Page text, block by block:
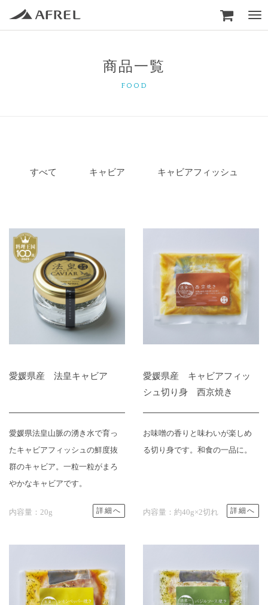

商品一覧
FOOD
すべて キャビア キャビアフィッシュ
愛媛県産 法皇キャビア
愛媛県法皇山脈の湧き水で育っ
たキャビアフィッシュの鮮度抜
群のキャビア。一粒一粒がまろ
やかなキャビアです。
内容量：20g 詳細へ
愛媛県産 キャビアフィッ
シュ切り身 西京焼き
お味噌の香りと味わいが楽しめ
る切り身です。和食の一品に。
内容量：約40g×2切れ 詳細へ